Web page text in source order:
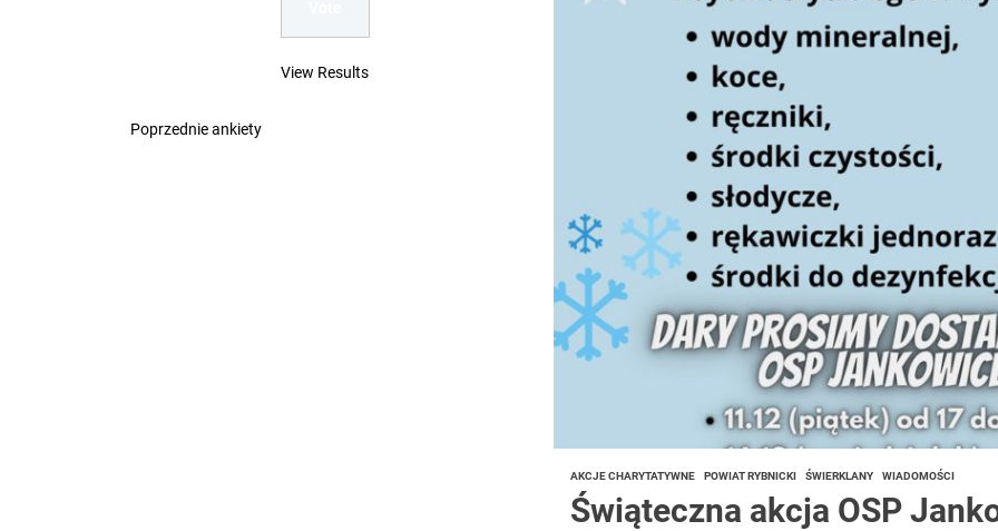
AKCJE CHARYTATYWNE POWIAT RYBNICKI ŚWIERKLANY WIADOMOŚCI
Świąteczna akcja OSP
View Results
Poprzednie ankiety